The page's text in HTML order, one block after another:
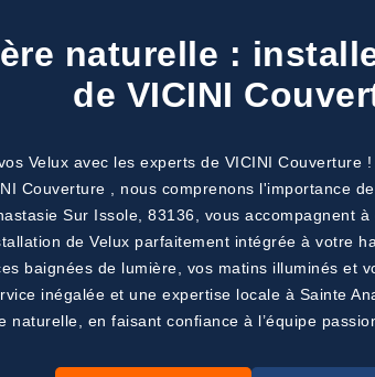
naturelle :
de VICINI
Velux avec les experts de VICINI
Couverture , nous comprenons l'importance
Sur Issole, 83136, vous accompagnent
de Velux parfaitement intégrée à votre
baignées de lumière, vos matins illuminés et
inégalée et une expertise locale à Sainte
naturelle, en faisant confiance à l’équipe